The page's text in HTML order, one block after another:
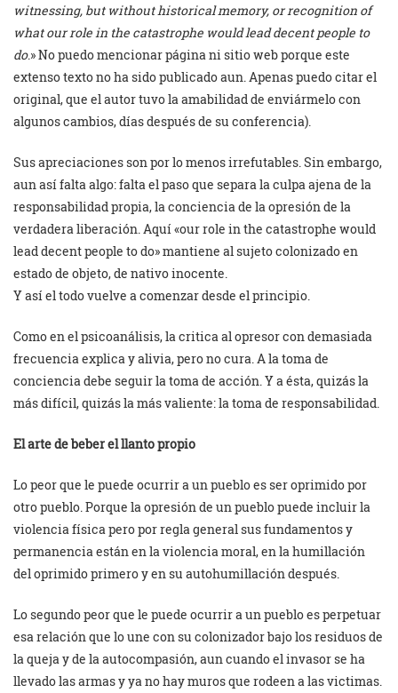
witnessing, but without historical memory, or recognition of
what our role in the catastrophe would lead decent people to
do.» No puedo mencionar página ni sitio web porque este
extenso texto no ha sido publicado aun. Apenas puedo citar el
original, que el autor tuvo la amabilidad de enviármelo con
algunos cambios, días después de su conferencia).
Sus apreciaciones son por lo menos irrefutables. Sin embargo,
aun así falta algo: falta el paso que separa la culpa ajena de la
responsabilidad propia, la conciencia de la opresión de la
verdadera liberación. Aquí «our role in the catastrophe would
lead decent people to do» mantiene al sujeto colonizado en
estado de objeto, de nativo inocente.
Y así el todo vuelve a comenzar desde el principio.
Como en el psicoanálisis, la critica al opresor con demasiada
frecuencia explica y alivia, pero no cura. A la toma de
conciencia debe seguir la toma de acción. Y a ésta, quizás la
más difícil, quizás la más valiente: la toma de responsabilidad.
El arte de beber el llanto propio
Lo peor que le puede ocurrir a un pueblo es ser oprimido por
otro pueblo. Porque la opresión de un pueblo puede incluir la
violencia física pero por regla general sus fundamentos y
permanencia están en la violencia moral, en la humillación
del oprimido primero y en su autohumillación después.
Lo segundo peor que le puede ocurrir a un pueblo es perpetuar
esa relación que lo une con su colonizador bajo los residuos de
la queja y de la autocompasión, aun cuando el invasor se ha
llevado las armas y ya no hay muros que rodeen a las victimas.